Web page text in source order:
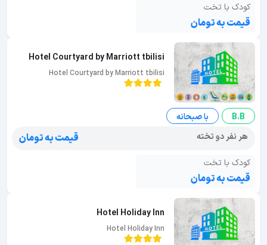
کودک با تخت
قیمت به تومان
Hotel Courtyard by Marriott tbilisi
Hotel Courtyard by Marriott tbilisi
B.B
با صبحانه
هر نفر دو تخته
قیمت به تومان
کودک با تخت
قیمت به تومان
Hotel Holiday Inn
Hotel Holiday Inn